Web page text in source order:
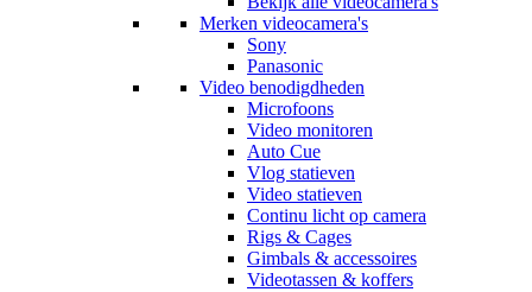
Merken videocamera's
Sony
Panasonic
Video benodigdheden
Microfoons
Video monitoren
Auto Cue
Vlog statieven
Video statieven
Continu licht op camera
Rigs & Cages
Gimbals & accessoires
Videotassen & koffers